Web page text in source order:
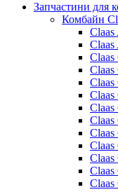
Запчастини для
Комбайн